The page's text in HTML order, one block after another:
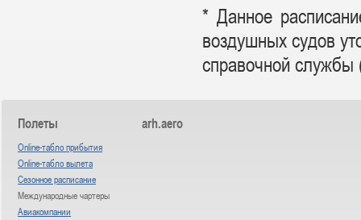
* Данное
воздушных судов
справочной службы
Полеты
Online-табло прибытия
Online-табло вылета
Сезонное расписание
Международные чартеры
Авиакомпании
arh.aero